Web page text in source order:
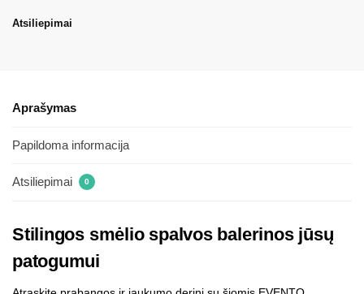
Atsiliepimai
Aprašymas
Papildoma informacija
Atsiliepimai 0
Stilingos smėlio spalvos balerinos jūsų
patogumui